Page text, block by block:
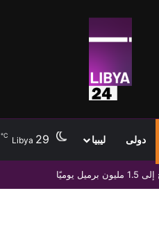
دولى ليبيا Libya 29
℃